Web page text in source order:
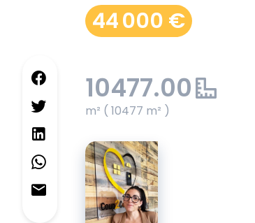
44 000 €
10477.00
m² ( 10477 m² )